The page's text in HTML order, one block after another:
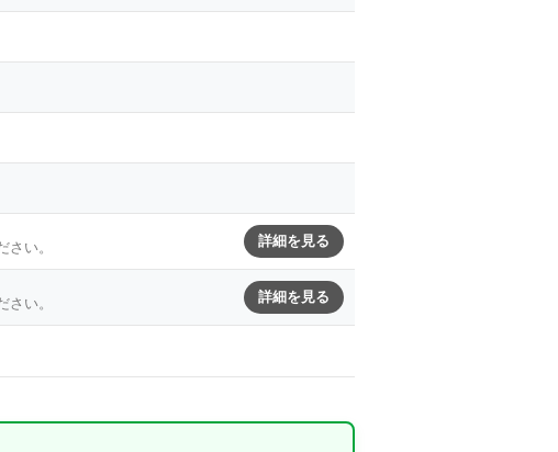
い。 詳細を見る
い。 詳細を見る